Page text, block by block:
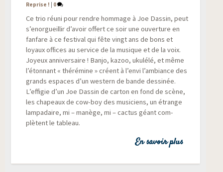
Reprise !
0
Ce trio réuni pour rendre hom­mage à Joe Das­sin, peut
s’enorgueillir d’avoir offert ce soir une ouver­ture en
fan­fare à ce fes­ti­val qui fête vingt ans de bons et
loyaux offices au ser­vice de la musique et de la voix.
Joyeux anni­ver­saire ! Ban­jo, kazoo, uku­lé­lé, et même
l’étonnant « thé­ré­mine » créent à l’envi l’ambiance des
grands espaces d’un wes­tern de bande des­si­née.
L’effigie d’un Joe Das­sin de car­ton en fond de scène,
les cha­peaux de cow-boy des musi­ciens, un étrange
lam­pa­daire, mi – manège, mi – cac­tus géant com­
plètent le tableau.
En savoir plus